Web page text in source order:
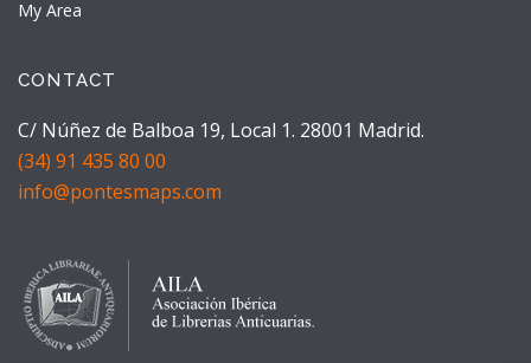
My Area
CONTACT
C/ Núñez de Balboa 19, Local 1. 28001 Madrid.
(34) 91 435 80 00
info@pontesmaps.com